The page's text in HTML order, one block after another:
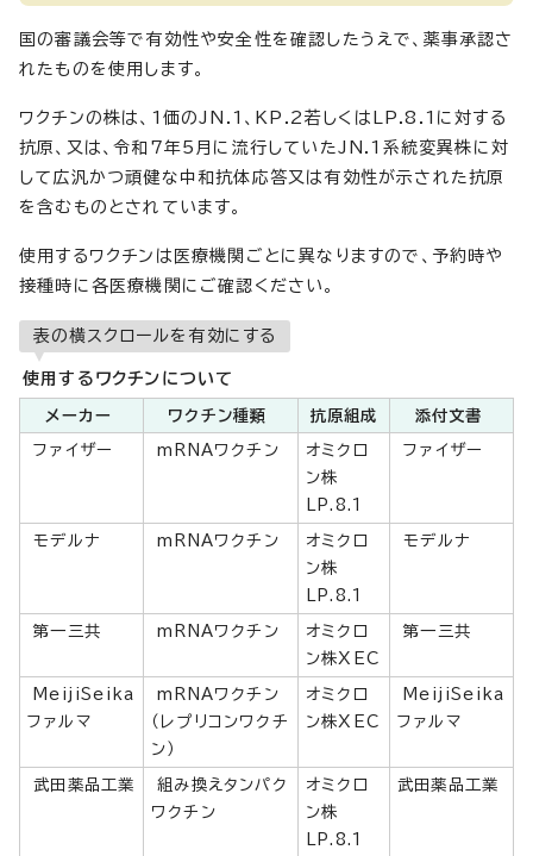
国の審議会等で有効性や安全性を確認したうえで、薬事承認さ
れたものを使用します。
ワクチンの株は、1価のJN.1、KP.2若しくはLP.8.1に対する
抗原、又は、令和7年5月に流行していたJN.1系統変異株に対
して広汎かつ頑健な中和抗体応答又は有効性が示された抗原
を含むものとされています。
使用するワクチンは医療機関ごとに異なりますので、予約時や
接種時に各医療機関にご確認ください。
表の横スクロールを有効にする
使用するワクチンについて
メーカー ワクチン種類 抗原組成 添付文書
ファイザー mRNAワクチン
オミクロ
ン株
LP.8.1
ファイザー
モデルナ mRNAワクチン
オミクロ
ン株
LP.8.1
モデルナ
第一三共 mRNAワクチン
オミクロ
ン株XEC
第一三共
MeijiSeika
ファルマ
mRNAワクチン
（レプリコンワクチ
ン）
オミクロ
ン株XEC
MeijiSeika
ファルマ
武田薬品工業
組み換えタンパク
ワクチン
オミクロ
ン株
LP.8.1
武田薬品工業